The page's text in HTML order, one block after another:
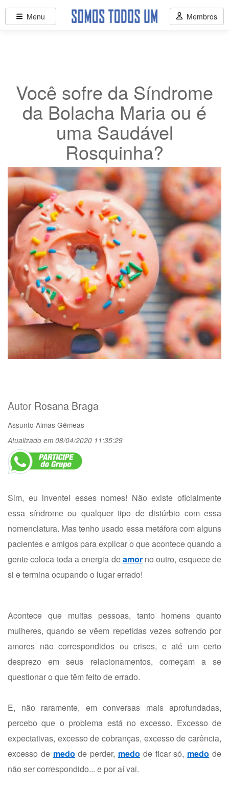
Você sofre da Síndrome
da Bolacha Maria ou é
uma Saudável
Rosquinha?
Autor Rosana Braga
Assunto Almas Gêmeas
Atualizado em 08/04/2020 11:35:29
Sim, eu inventei esses nomes! Não existe oficialmente
essa síndrome ou qualquer tipo de distúrbio com essa
nomenclatura. Mas tenho usado essa metáfora com alguns
pacientes e amigos para explicar o que acontece quando a
gente coloca toda a energia deamorno outro, esquece de
si e termina ocupando o lugar errado!
Acontece que muitas pessoas, tanto homens quanto
mulheres, quando se vêem repetidas vezes sofrendo por
amores não correspondidos ou crises, e até um certo
desprezo em seus relacionamentos, começam a se
questionar o que têm feito de errado.
E, não raramente, em conversas mais aprofundadas,
percebo que o problema está no excesso. Excesso de
expectativas, excesso de cobranças, excesso de carência,
excesso de medo de perder, medo de ficar só, medo de
não ser correspondido... e por aí vai.
Menu Membros